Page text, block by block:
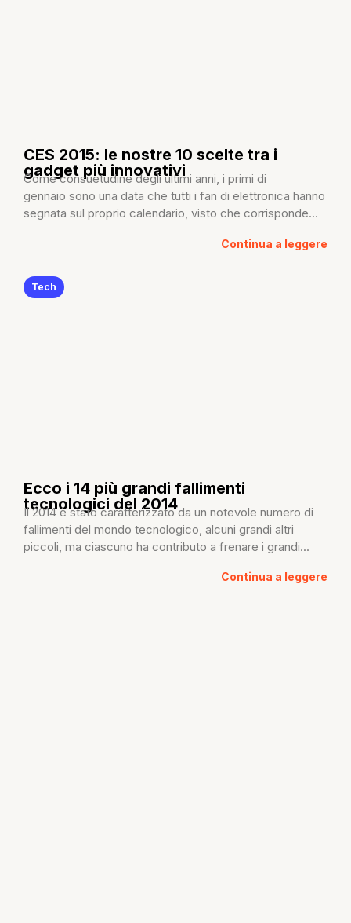
CES 2015: le nostre 10 scelte tra i
gadget più innovativi
Come consuetudine degli ultimi anni, i primi di
gennaio sono una data che tutti i fan di elettronica hanno
segnata sul proprio calendario, visto che corrisponde...
Continua a leggere
Tech
Ecco i 14 più grandi fallimenti
tecnologici del 2014
Il 2014 è stato caratterizzato da un notevole numero di
fallimenti del mondo tecnologico, alcuni grandi altri
piccoli, ma ciascuno ha contributo a frenare i grandi...
Continua a leggere